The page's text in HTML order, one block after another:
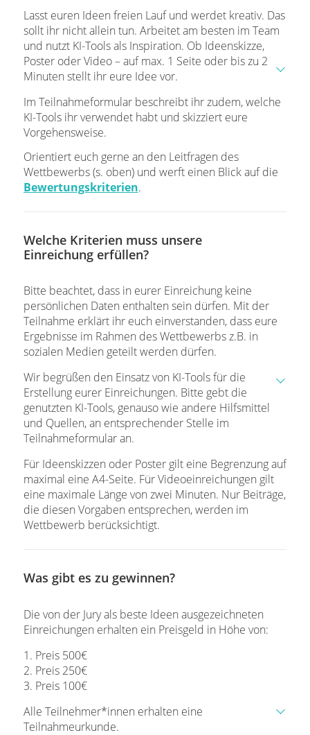
Lasst euren Ideen freien Lauf und werdet kreativ. Das
sollt ihr nicht allein tun. Arbeitet am besten im Team
und nutzt KI-Tools als Inspiration. Ob Ideenskizze,
Poster oder Video – auf max. 1 Seite oder bis zu 2
Minuten stellt ihr eure Idee vor.
Im Teilnahmeformular beschreibt ihr zudem, welche
KI-Tools ihr verwendet habt und skizziert eure
Vorgehensweise.
Orientiert euch gerne an den Leitfragen des
Wettbewerbs (s. oben) und werft einen Blick auf die
Bewertungskriterien.
Welche Kriterien muss unsere
Einreichung erfüllen?
Bitte beachtet, dass in eurer Einreichung keine
persönlichen Daten enthalten sein dürfen. Mit der
Teilnahme erklärt ihr euch einverstanden, dass eure
Ergebnisse im Rahmen des Wettbewerbs z.B. in
sozialen Medien geteilt werden dürfen.
Wir begrüßen den Einsatz von KI-Tools für die
Erstellung eurer Einreichungen. Bitte gebt die
genutzten KI-Tools, genauso wie andere Hilfsmittel
und Quellen, an entsprechender Stelle im
Teilnahmeformular an.
Für Ideenskizzen oder Poster gilt eine Begrenzung auf
maximal eine A4-Seite. Für Videoeinreichungen gilt
eine maximale Länge von zwei Minuten. Nur Beiträge,
die diesen Vorgaben entsprechen, werden im
Wettbewerb berücksichtigt.
Was gibt es zu gewinnen?
Die von der Jury als beste Ideen ausgezeichneten
Einreichungen erhalten ein Preisgeld in Höhe von:
1. Preis 500€
2. Preis 250€
3. Preis 100€
Alle Teilnehmer*innen erhalten eine
Teilnahmeurkunde.